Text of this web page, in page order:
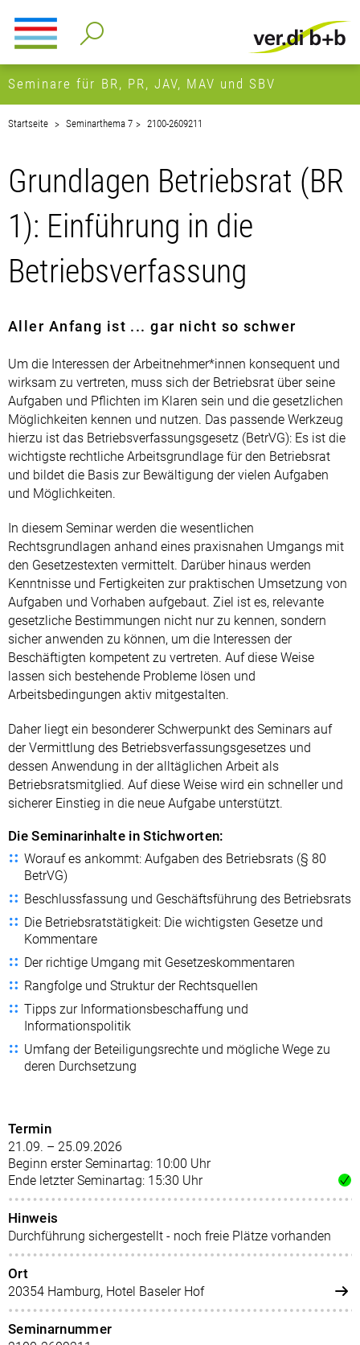
Seminare für BR, PR, JAV, MAV und SBV
Startseite Seminarthema 7 2100-2609211
Grundlagen Betriebsrat (BR
1): Einführung in die
Betriebsverfassung
Aller Anfang ist ... gar nicht so schwer
Um die Interessen der Arbeitnehmer*innen konsequent und
wirksam zu vertreten, muss sich der Betriebsrat über seine
Aufgaben und Pflichten im Klaren sein und die gesetzlichen
Möglichkeiten kennen und nutzen. Das passende Werkzeug
hierzu ist das Betriebsverfassungsgesetz (BetrVG): Es ist die
wichtigste rechtliche Arbeitsgrundlage für den Betriebsrat
und bildet die Basis zur Bewältigung der vielen Aufgaben
und Möglichkeiten.
In diesem Seminar werden die wesentlichen
Rechtsgrundlagen anhand eines praxisnahen Umgangs mit
den Gesetzestexten vermittelt. Darüber hinaus werden
Kenntnisse und Fertigkeiten zur praktischen Umsetzung von
Aufgaben und Vorhaben aufgebaut. Ziel ist es, relevante
gesetzliche Bestimmungen nicht nur zu kennen, sondern
sicher anwenden zu können, um die Interessen der
Beschäftigten kompetent zu vertreten. Auf diese Weise
lassen sich bestehende Probleme lösen und
Arbeitsbedingungen aktiv mitgestalten.
Daher liegt ein besonderer Schwerpunkt des Seminars auf
der Vermittlung des Betriebsverfassungsgesetzes und
dessen Anwendung in der alltäglichen Arbeit als
Betriebsratsmitglied. Auf diese Weise wird ein schneller und
sicherer Einstieg in die neue Aufgabe unterstützt.
Die Seminarinhalte in Stichworten:
Worauf es ankommt: Aufgaben des Betriebsrats (§ 80
BetrVG)
Beschlussfassung und Geschäftsführung des Betriebsrats
Die Betriebsratstätigkeit: Die wichtigsten Gesetze und
Kommentare
Der richtige Umgang mit Gesetzeskommentaren
Rangfolge und Struktur der Rechtsquellen
Tipps zur Informationsbeschaffung und
Informationspolitik
Umfang der Beteiligungsrechte und mögliche Wege zu
deren Durchsetzung
Termin
21.09. – 25.09.2026
Beginn erster Seminartag: 10:00 Uhr
Ende letzter Seminartag: 15:30 Uhr
Hinweis
Durchführung sichergestellt - noch freie Plätze vorhanden
Ort
20354 Hamburg, Hotel Baseler Hof
Seminarnummer